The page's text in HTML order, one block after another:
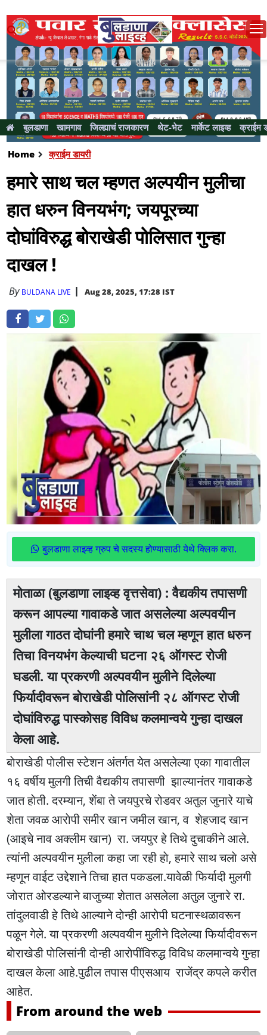
बुलडाणा खामगाव जिल्ह्याचं राजकारण थेट-भेट मार्केट लाइव्ह क्राईम
Home क्राईम डायरी
हमारे साथ चल म्हणत अल्पयीन मुलीचा
हात धरुन विनयभंग; जयपूरच्या
दाेघांविरुद्ध बाेराखेडी पाेलिसात गुन्हा
दाखल !
By BULDANA LIVE Aug 28, 2025, 17:28 IST
बुलडाणा लाइव्ह ग्रुप चे सदस्य होण्यासाठी येथे क्लिक करा.
माेताळा (बुलडाणा लाइव्ह वृत्तसेवा) : वैद्यकीय तपासणी
करून आपल्या गावाकडे जात असलेल्या अल्पवयीन
मुलीला गाठत दाेघांनी हमारे चाथ चल म्हणून हात धरुन
तिचा विनयभंग केल्याची घटना २६ ऑगस्ट राेजी
घडली. या प्रकरणी अल्पवयीन मुलीने दिलेल्या
फिर्यादीवरून बाेराखेडी पाेलिसांनी २८ ऑगस्ट राेजी
दाेघांविरुद्ध पास्काेसह विविध कलमान्वये गुन्हा दाखल
केला आहे.
बाेराखेडी पाेलीस स्टेशन अंतर्गत येत असलेल्या एका गावातील
१६ वर्षीय मुलगी तिची वैद्यकीय तपासणी झाल्यानंतर गावाकडे
जात हाेती. दरम्यान, शेंबा ते जयपुरचे रोडवर अतुल जुनारे याचे
शेता जवळ आराेपी समीर खान जमील खान, व शेहजाद खान
(आइचे नाव अक्लीम खान) रा. जयपुर हे तिथे दुचाकीने आले.
त्यांनी अल्पवयीन मुलीला कहा जा रही हाे, हमारे साथ चलाे असे
म्हणून वाईट उद्देशाने तिचा हात पकडला.यावेळी फिर्यादी मुलगी
जाेरात ओरडल्याने बाजुच्या शेतात असलेला अतुल जुनारे रा.
तांदुलवाडी हे तिथे आल्याने दाेन्ही आराेपी घटनास्थळावरून
पळून गेले. या प्रकरणी अल्पवयीन मुलीने दिलेल्या फिर्यादीवरून
बाेराखेडी पाेलिसांनी दाेन्ही आराेपींविरुद्ध विविध कलमान्वये गुन्हा
दाखल केला आहे.पुढील तपास पीएसआय राजेंद्र कपले करीत
आहेत.
From around the web